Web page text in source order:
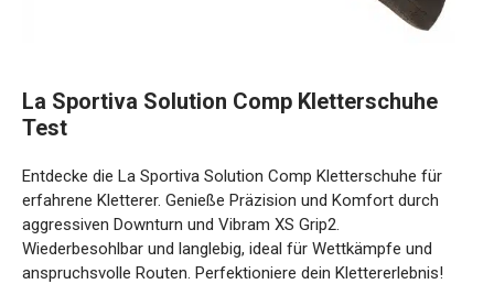
La Sportiva Solution Comp Kletterschuhe
Test
Entdecke die La Sportiva Solution Comp Kletterschuhe für
erfahrene Kletterer. Genieße Präzision und Komfort durch
aggressiven Downturn und Vibram XS Grip2.
Wiederbesohlbar und langlebig, ideal für Wettkämpfe und
anspruchsvolle Routen. Perfektioniere dein Klettererlebnis!